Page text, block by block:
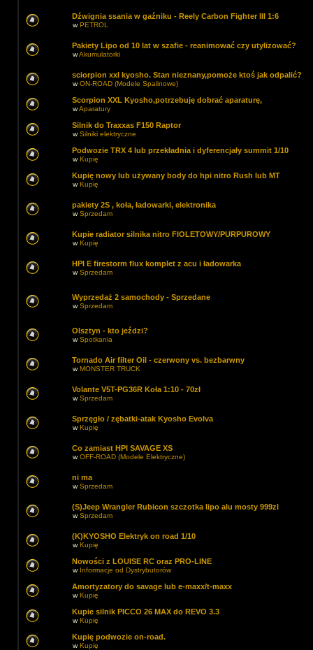
Dźwignia ssania w gaźniku - Reely Carbon Fighter III 1:6
wPETROL
Pakiety Lipo od 10 lat w szafie - reanimować czy utylizować?
wAkumulatorki
sciorpion xxl kyosho. Stan nieznany,pomoże ktoś jak odpalić?
wON-ROAD (Modele Spalinowe)
Scorpion XXL Kyosho,potrzebuję dobrać aparaturę,
wAparatury
Silnik do Traxxas F150 Raptor
wSilniki elektryczne
Podwozie TRX 4 lub przekładnia i dyferencjały summit 1/10
wKupię
Kupię nowy lub używany body do hpi nitro Rush lub MT
wKupię
pakiety 2S , koła, ładowarki, elektronika
wSprzedam
Kupie radiator silnika nitro FIOLETOWY/PURPUROWY
wKupię
HPI E firestorm flux komplet z acu i ładowarka
wSprzedam
Wyprzedaż 2 samochody - Sprzedane
wSprzedam
Olsztyn - kto jeździ?
wSpotkania
Tornado Air filter Oil - czerwony vs. bezbarwny
wMONSTER TRUCK
Volante V5T-PG36R Koła 1:10 - 70zł
wSprzedam
Sprzęgło / zębatki-atak Kyosho Evolva
wKupię
Co zamiast HPI SAVAGE XS
wOFF-ROAD (Modele Elektryczne)
ni ma
wSprzedam
(S)Jeep Wrangler Rubicon szczotka lipo alu mosty 999zl
wSprzedam
(K)KYOSHO Elektryk on road 1/10
wKupię
Nowości z LOUISE RC oraz PRO-LINE
w Informacje od Dystrybutorów
Amortyzatory do savage lub e-maxx/t-maxx
wKupię
Kupie silnik PICCO 26 MAX do REVO 3.3
wKupię
Kupię podwozie on-road.
wKupię